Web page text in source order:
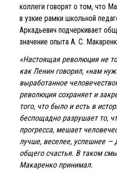
коллеги говорят о том, что
в узкие рамки школьной
Аркадьевич подчеркивает
значение опыта А. С.
«Настоящая революция не
как Ленин говорил, «нам
выработанное
революция сохраняет и
того, что было и есть в
беспощадно разрушает то,
прогресса, мешает
лучше, веселее, успешнее —
общего счастья. В таком
Макаренко принимал.